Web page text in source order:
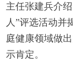
主任张建兵介
人”评选活动并
庭健康领域做
示肯定。